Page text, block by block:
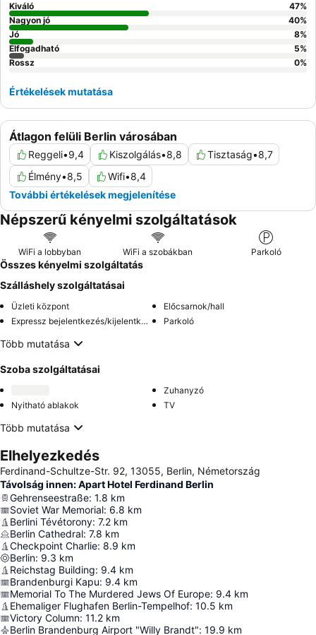
Átlagon felüli Berlin városában
Reggeli•9,4 Kiszolgálás•8,8 Tisztaság•8,7
Élmény•8,5 Wifi•8,4
További értékelések megjelenítése
Kiváló 47%
Nagyon jó
40%
Jó
8%
Elfogadható
5%
Rossz
0%
Értékelések mutatása
Népszerű kényelmi szolgáltatások
WiFi a lobbyban WiFi a szobákban Parkoló
Összes kényelmi szolgáltatás
Szálláshely szolgáltatásai
Üzleti központ
Előcsarnok/hall
Expressz bejelentkezés/kijelentkezés
Parkoló
Több mutatása
Szoba szolgáltatásai
Zuhanyzó
Nyitható ablakok
TV
Több mutatása
Elhelyezkedés
Ferdinand-Schultze-Str. 92, 13055, Berlin, Németország
Távolság innen: Apart Hotel Ferdinand Berlin
Gehrenseestraße: 1.8 km
Soviet War Memorial: 6.8 km
Berlini Tévétorony: 7.2 km
Berlin Cathedral: 7.8 km
Checkpoint Charlie: 8.9 km
Berlin: 9.3 km
Reichstag Building: 9.4 km
Brandenburgi Kapu: 9.4 km
Memorial To The Murdered Jews Of Europe: 9.4 km
Ehemaliger Flughafen Berlin-Tempelhof: 10.5 km
Victory Column: 11.2 km
Berlin Brandenburg Airport "Willy Brandt": 19.9 km